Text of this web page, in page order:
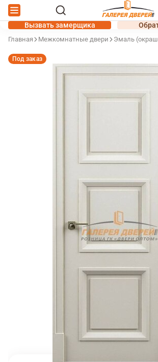
Вызвать замерщика
Главная Межкомнатные двери Эмаль
Под заказ